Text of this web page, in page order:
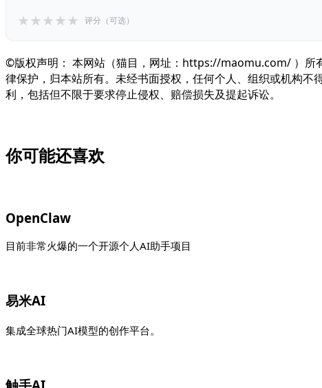
★★★★★ 评分（可选）
©版权声明： 本网站（猫目，网址：https://maomu.com/ ）所
律保护，归本站所有。未经书面授权，任何个人、组织或机构
利，包括但不限于要求停止侵权、赔偿损失及提起诉讼。
你可能还喜欢
OpenClaw
目前非常火爆的一个开源个人AI助手项目
易米AI
集成全球热门AI模型的创作平台。